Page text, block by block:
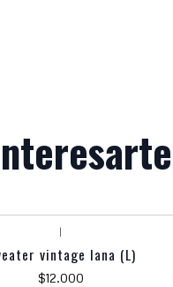
|
vintage lana (L)
$12.000